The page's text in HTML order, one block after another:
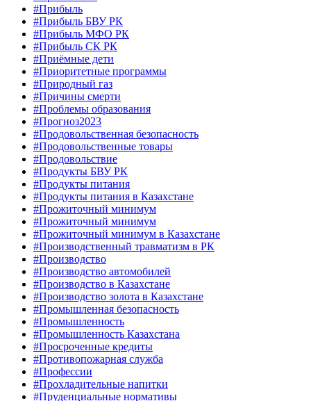
#Прибыль
#Прибыль БВУ РК
#Прибыль МФО РК
#Прибыль СК РК
#Приёмные дети
#Приоритетные программы
#Природный газ
#Причины смерти
#Проблемы образования
#Прогноз2023
#Продовольственная безопасность
#Продовольственные товары
#Продовольствие
#Продукты БВУ РК
#Продукты питания
#Продукты питания в Казахстане
#Прожиточный минимум
#Прожиточный минимум
#Прожиточный минимум в Казахстане
#Производственный травматизм в РК
#Производство
#Производство автомобилей
#Производство в Казахстане
#Производство золота в Казахстане
#Промышленная безопасность
#Промышленность
#Промышленность Казахстана
#Просроченные кредиты
#Противопожарная служба
#Профессии
#Прохладительные напитки
#Пруденциальные нормативы